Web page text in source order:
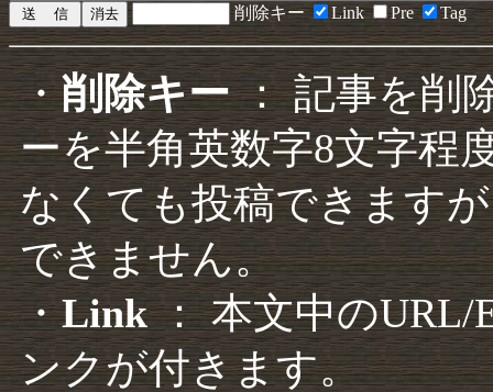
削除キー Link Pre Tag
・削除キー： 記事を削
ーを半角英数字8文字程
なくても投稿できます
できません。
・Link： 本文中のURL/
ンクが付きます。